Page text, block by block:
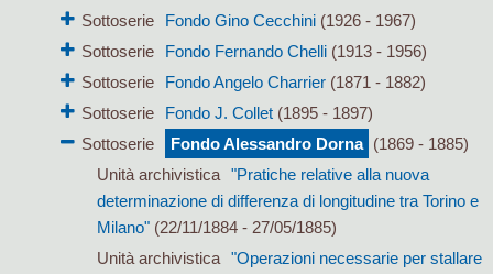
Sottoserie
Fondo Gino Cecchini (1926 - 1967)
Sottoserie
Fondo Fernando Chelli (1913 - 1956)
Sottoserie
Fondo Angelo Charrier (1871 - 1882)
Sottoserie
Fondo J. Collet (1895 - 1897)
Sottoserie
Fondo Alessandro Dorna (1869 - 1885)
Unità archivistica
"Pratiche relative alla nuova
determinazione di differenza di longitudine tra Torino e
Milano"(22/11/1884 - 27/05/1885)
Unità archivistica
"Operazioni necessarie per stallare